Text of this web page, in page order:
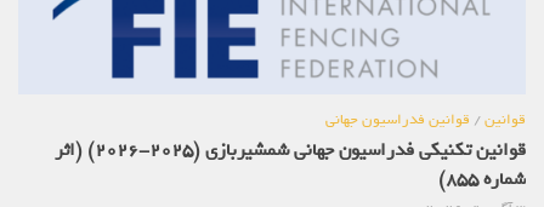
قوانین/قوانین فدراسیون جهانی
قوانین تکنیکی فدراسیون جهانی شمشیربازی (2025-2026) (اثر
شماره 855)